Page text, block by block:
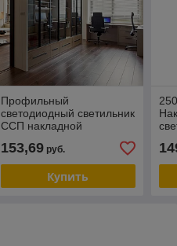
Профильный
светодиодный светильник
ССП накладной
1100Lm 103см 4200K
153,69руб.
Купить